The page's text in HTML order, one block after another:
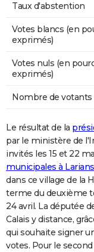
Taux d'abstention
Votes blancs (en
exprimés)
Votes nuls (en
exprimés)
Nombre de votants
Le résultat de la
par le ministère de
invités les 15 et 22
municipales à
dans ce village de la
terme du deuxième
24 avril. La députée
Calais y distance,
qui souhaite signer
votes. Pour le